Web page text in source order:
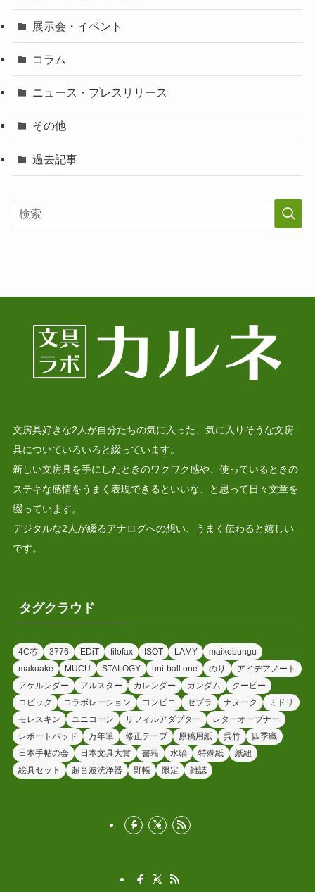
展示会・イベント
コラム
ニュース・プレスリリース
その他
過去記事
文房具好きな2人が自分たちの気に入った、気に入りそうな文房
具についていろいろと綴っています。
新しい文房具を手にしたときのワクワク感や、使っているときの
ステキな感情をうまく表現できるといいな、と思って日々文章を
綴っています。
デジタルな2人が綴るアナログへの想い、うまく伝わると嬉しい
です。
タグクラウド
4C芯 3776 EDiT filofax ISOT LAMY
maikobungu
makuake
MUCU STALOGY uni-ball one のり
アイデアノート
アケルンダー
アルスター カレンダー ガンダム
クーピー
コピック
コラボレーション コンビニ ゼブラ ナヌーク
ミドリ
モレスキン
ユニコーン リフィルアダプター
レターオープナー
レポートパッド
万年筆 修正テープ 原稿用紙 呉竹
四季織
日本手帖の会
日本文具大賞 書籍 水縞 特殊紙
紙紐
絵具セット
超音波洗浄器 野帳 限定 雑誌